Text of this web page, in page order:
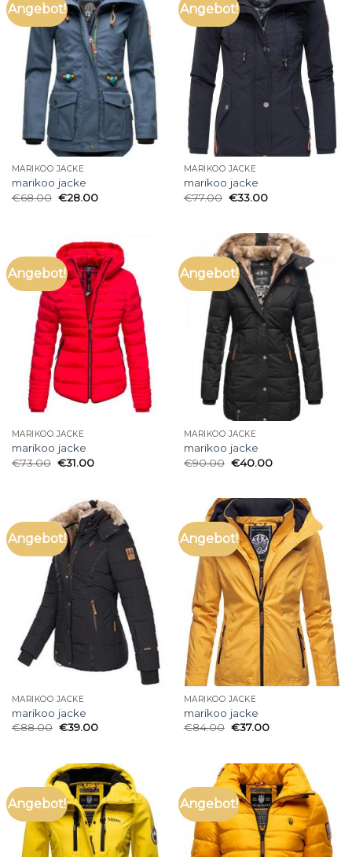
Angebot!
MARIKOO JACKE
marikoo jacke
€68.00 €28.00
Angebot!
MARIKOO JACKE
marikoo jacke
€77.00 €33.00
Angebot!
MARIKOO JACKE
marikoo jacke
€73.00 €31.00
Angebot!
MARIKOO JACKE
marikoo jacke
€90.00 €40.00
Angebot!
MARIKOO JACKE
marikoo jacke
€88.00 €39.00
Angebot!
MARIKOO JACKE
marikoo jacke
€84.00 €37.00
Angebot! Angebot!